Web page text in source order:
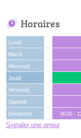
Horaires
Lundi
Mardi
Mercredi
Jeudi
Vendredi
Samedi
Dimanche
9h30 -
Signaler une erreur